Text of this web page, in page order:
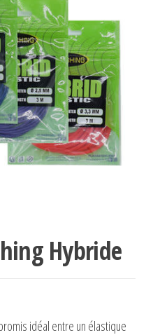
Hybride
idéal entre un élastique